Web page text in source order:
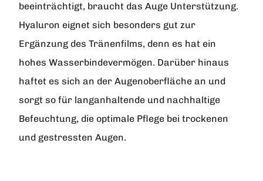
beeinträchtigt, braucht das Auge Unterstützung.
Hyaluron eignet sich besonders gut zur
Ergänzung des Tränenfilms, denn es hat ein
hohes Wasserbindevermögen. Darüber hinaus
haftet es sich an der Augenoberfläche an und
sorgt so für langanhaltende und nachhaltige
Befeuchtung, die optimale Pflege bei trockenen
und gestressten Augen.